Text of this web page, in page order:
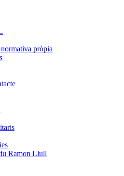
pròpia
Ramon Llull